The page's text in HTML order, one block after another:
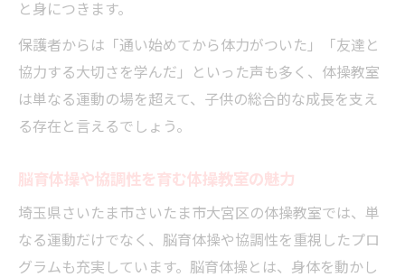
と身につきます。
保護者からは「通い始めてから体力がついた」「友達と
協力する大切さを学んだ」といった声も多く、体操教室
は単なる運動の場を超えて、子供の総合的な成長を支え
る存在と言えるでしょう。
脳育体操や協調性を育む体操教室の魅力
埼玉県さいたま市さいたま市大宮区の体操教室では、単
なる運動だけでなく、脳育体操や協調性を重視したプロ
グラムも充実しています。脳育体操とは、身体を動かし